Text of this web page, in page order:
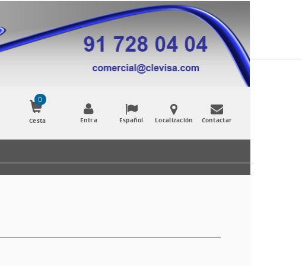
Cesta
0
Entra Español Localización Contactar